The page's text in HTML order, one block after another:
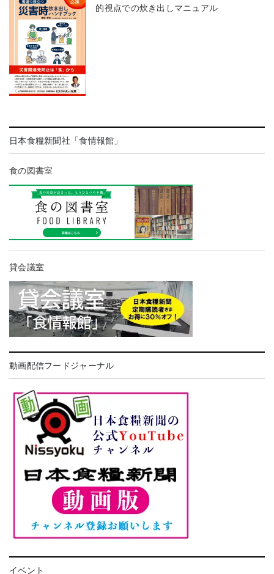
的視点での炊き出しマニュアル
日本食糧新聞社「食情報館」
食の図書室
貸会議室
動画配信フードジャーナル
イベント